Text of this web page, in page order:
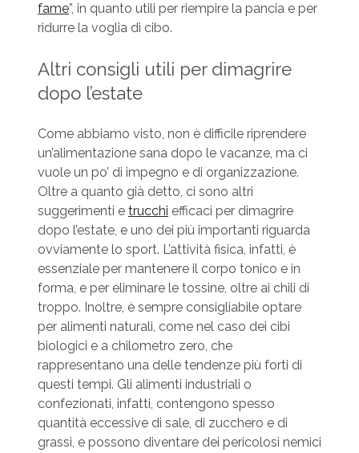
fame”, in quanto utili per riempire la pancia e per
ridurre la voglia di cibo.
Altri consigli utili per dimagrire
dopo l’estate
Come abbiamo visto, non è difficile riprendere
un’alimentazione sana dopo le vacanze, ma ci
vuole un po’ di impegno e di organizzazione.
Oltre a quanto già detto, ci sono altri
suggerimenti e trucchi efficaci per dimagrire
dopo l’estate, e uno dei più importanti riguarda
ovviamente lo sport. L’attività fisica, infatti, è
essenziale per mantenere il corpo tonico e in
forma, e per eliminare le tossine, oltre ai chili di
troppo. Inoltre, è sempre consigliabile optare
per alimenti naturali, come nel caso dei cibi
biologici e a chilometro zero, che
rappresentano una delle tendenze più forti di
questi tempi. Gli alimenti industriali o
confezionati, infatti, contengono spesso
quantità eccessive di sale, di zucchero e di
grassi, e possono diventare dei pericolosi nemici